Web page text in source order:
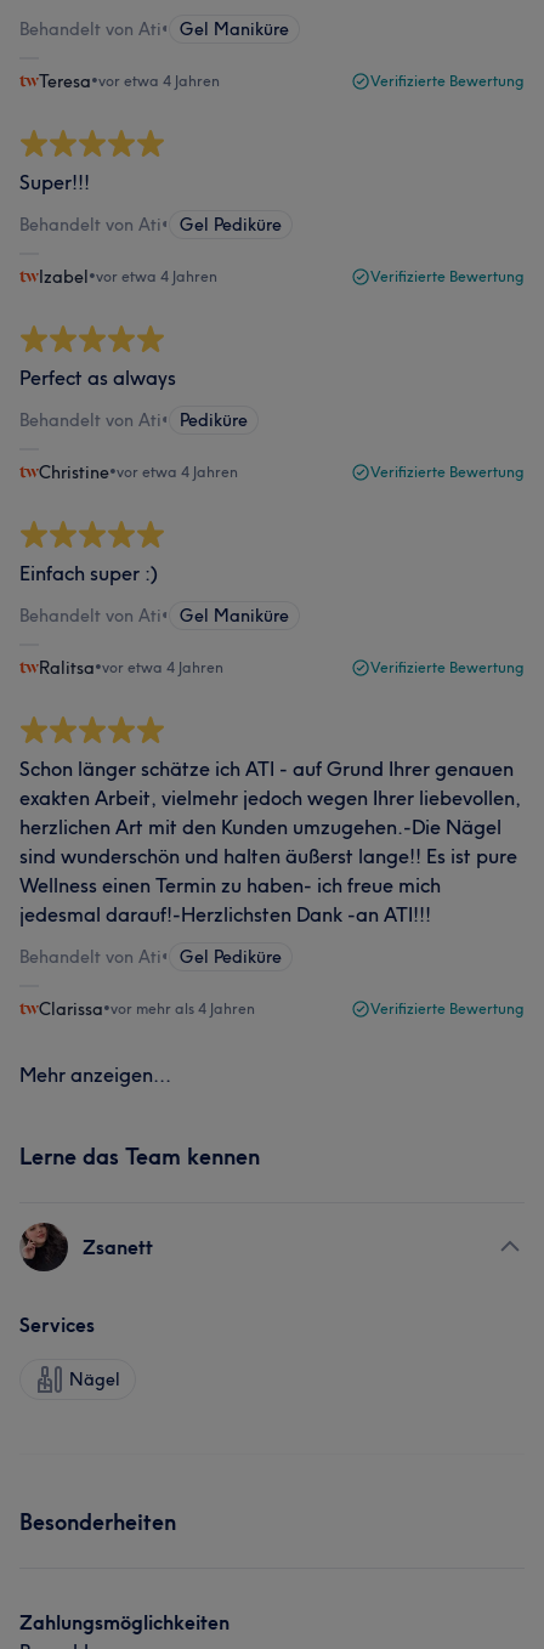
Behandelt von Ati• Gel Maniküre
Teresa•vor etwa 4 Jahren Verifizierte Bewertung
Super!!!
Behandelt von Ati• Gel Pediküre
Izabel•vor etwa 4 Jahren Verifizierte Bewertung
Perfect as always
Behandelt von Ati• Pediküre
Christine•vor etwa 4 Jahren Verifizierte Bewertung
Einfach super :)
Behandelt von Ati• Gel Maniküre
Ralitsa•vor etwa 4 Jahren Verifizierte Bewertung
Schon länger schätze ich ATI - auf Grund Ihrer genauen
exakten Arbeit, vielmehr jedoch wegen Ihrer liebevollen,
herzlichen Art mit den Kunden umzugehen.-Die Nägel
sind wunderschön und halten äußerst lange!! Es ist pure
Wellness einen Termin zu haben- ich freue mich
jedesmal darauf!-Herzlichsten Dank -an ATI!!!
Behandelt von Ati• Gel Pediküre
Clarissa•vor mehr als 4 Jahren Verifizierte Bewertung
Mehr anzeigen...
Lerne das Team kennen
Zsanett
Services
Nägel
Besonderheiten
Zahlungsmöglichkeiten